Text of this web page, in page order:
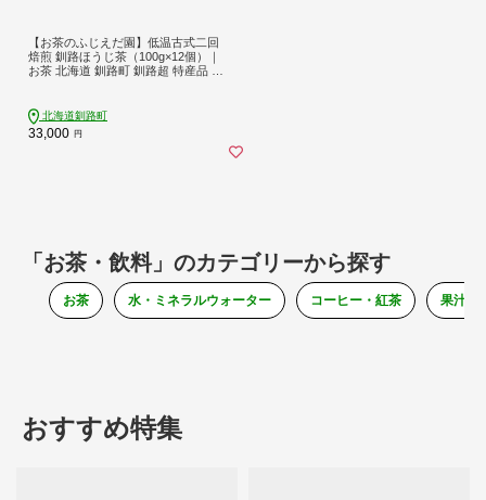
【お茶のふじえだ園】低温古式二回
焙煎 釧路ほうじ茶（100g×12個）｜
お茶 北海道 釧路町 釧路超 特産品 br
北海道釧路町
33,000 円
「お茶・飲料」のカテゴリーから探す
お茶 水・ミネラルウォーター コーヒー・紅茶 果汁・
おすすめ特集